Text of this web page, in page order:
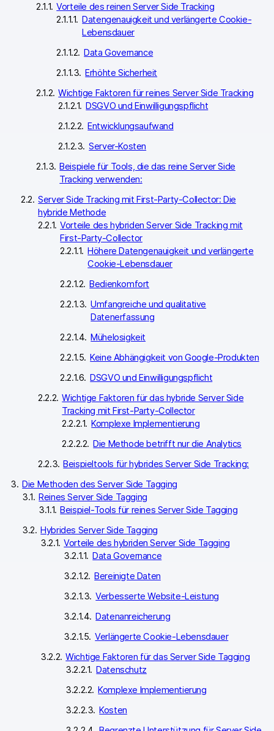
Vorteile des reinen Server Side Tracking
Datengenauigkeit und verlängerte Cookie-
Lebensdauer
Data Governance
Erhöhte Sicherheit
Wichtige Faktoren für reines Server Side Tracking
DSGVO und Einwilligungspflicht
Entwicklungsaufwand
Server-Kosten
Beispiele für Tools, die das reine Server Side
Tracking verwenden:
Server Side Tracking mit First-Party-Collector: Die
hybride Methode
Vorteile des hybriden Server Side Tracking mit
First-Party-Collector
Höhere Datengenauigkeit und verlängerte
Cookie-Lebensdauer
Bedienkomfort
Umfangreiche und qualitative
Datenerfassung
Mühelosigkeit
Keine Abhängigkeit von Google-Produkten
DSGVO und Einwilligungspflicht
Wichtige Faktoren für das hybride Server Side
Tracking mit First-Party-Collector
Komplexe Implementierung
Die Methode betrifft nur die Analytics
Beispieltools für hybrides Server Side Tracking:
Die Methoden des Server Side Tagging
Reines Server Side Tagging
Beispiel-Tools für reines Server Side Tagging
Hybrides Server Side Tagging
Vorteile des hybriden Server Side Tagging
Data Governance
Bereinigte Daten
Verbesserte Website-Leistung
Datenanreicherung
Verlängerte Cookie-Lebensdauer
Wichtige Faktoren für das Server Side Tagging
Datenschutz
Komplexe Implementierung
Kosten